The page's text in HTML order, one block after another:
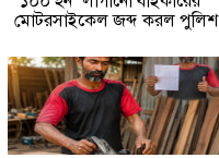
মোটরসাইকেল জব্দ করল পুলিশ